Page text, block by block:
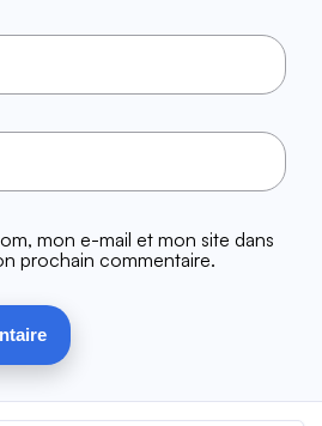
mon e-mail et mon site dans
prochain commentaire.